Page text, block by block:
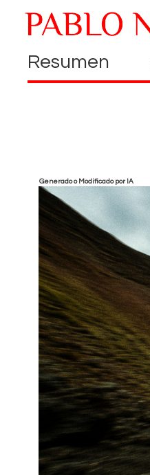
Resumen
Generado o Modificado por IA